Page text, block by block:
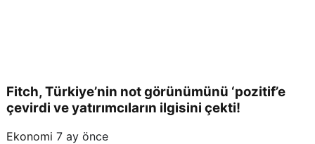
Fitch, Türkiye’nin not görünümünü ‘pozitif’e
çevirdi ve yatırımcıların ilgisini çekti!
Ekonomi 7 ay önce